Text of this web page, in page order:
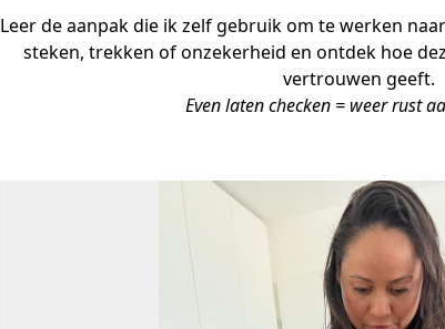
Leer de aanpak die ik zelf gebruik om te werken
steken, trekken of onzekerheid en ontdek hoe
vertrouwen geeft.
Even laten checken = weer rust